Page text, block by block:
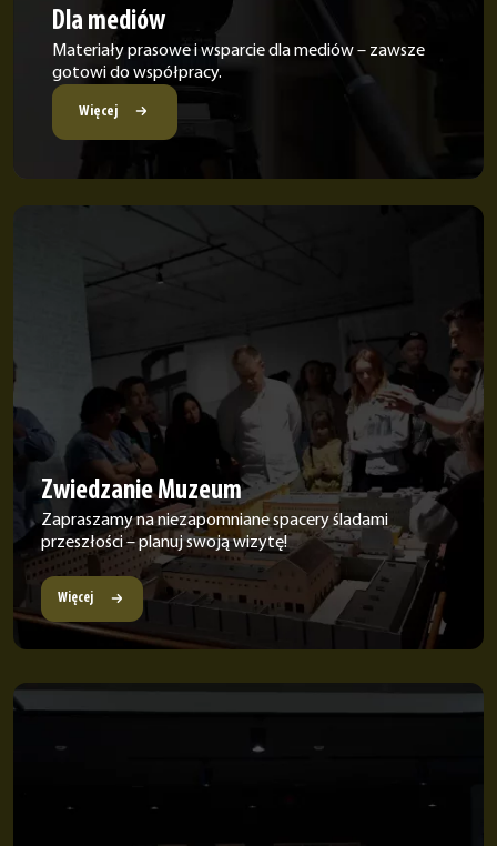
Dla mediów
Materiały prasowe i wsparcie dla mediów – zawsze
gotowi do współpracy.
Więcej
Zwiedzanie Muzeum
Zapraszamy na niezapomniane spacery śladami
przeszłości – planuj swoją wizytę!
Więcej